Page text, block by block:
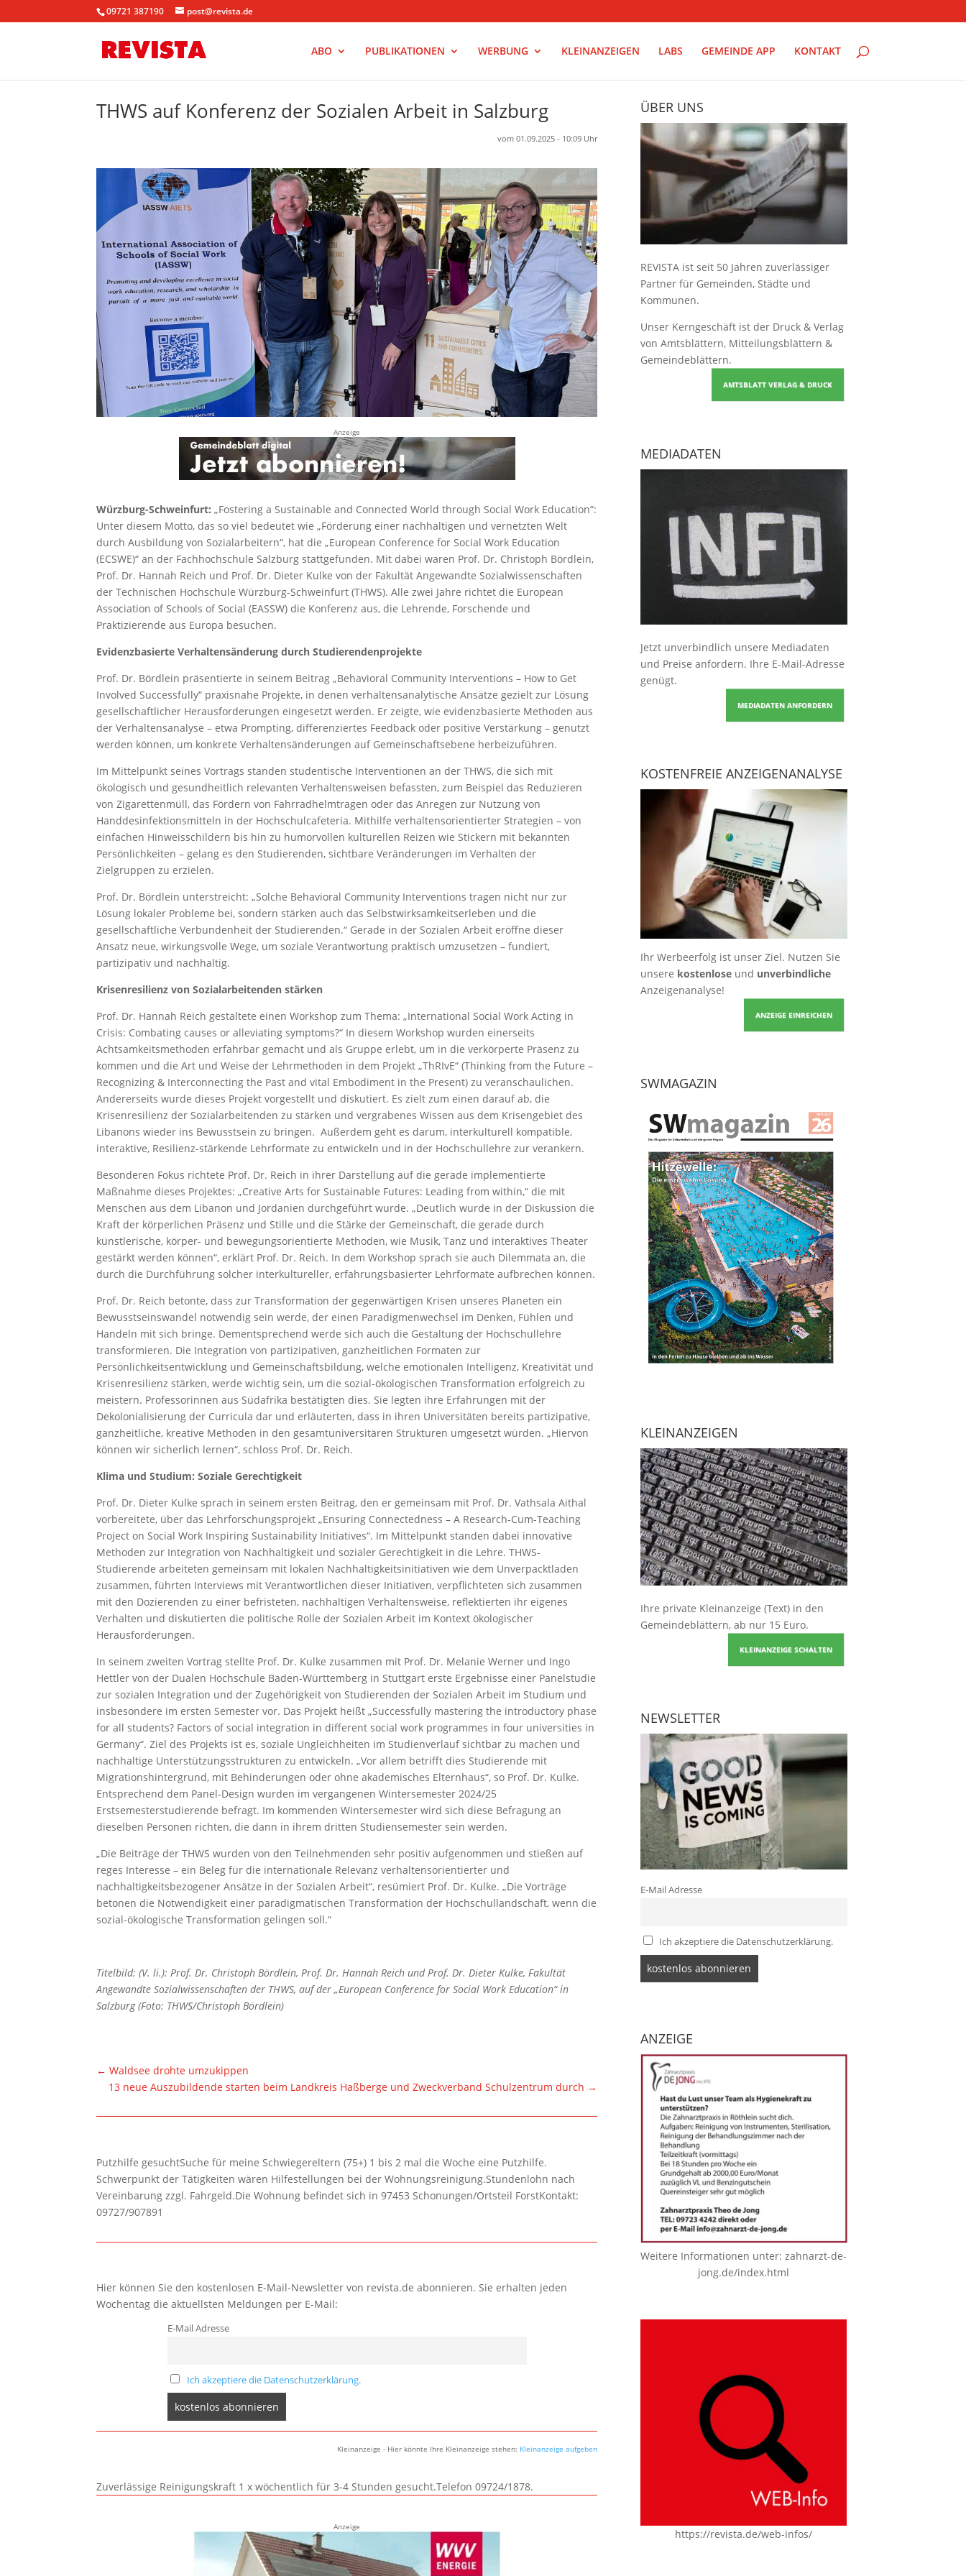
09721 387190 post@revista.de
ABO PUBLIKATIONEN WERBUNG KLEINANZEIGEN LABS GEMEINDE APP KONTAKT
THWS auf Konferenz der Sozialen Arbeit in Salzburg
vom 01.09.2025 - 10:09 Uhr
Anzeige
Würzburg-Schweinfurt: „Fostering a Sustainable and Connected World through Social Work Education“:
Unter diesem Motto, das so viel bedeutet wie „Förderung einer nachhaltigen und vernetzten Welt
durch Ausbildung von Sozialarbeitern“, hat die „European Conference for Social Work Education
(ECSWE)“ an der Fachhochschule Salzburg stattgefunden. Mit dabei waren Prof. Dr. Christoph Bördlein,
Prof. Dr. Hannah Reich und Prof. Dr. Dieter Kulke von der Fakultät Angewandte Sozialwissenschaften
der Technischen Hochschule Würzburg-Schweinfurt (THWS). Alle zwei Jahre richtet die European
Association of Schools of Social (EASSW) die Konferenz aus, die Lehrende, Forschende und
Praktizierende aus Europa besuchen.
Evidenzbasierte Verhaltensänderung durch Studierendenprojekte
Prof. Dr. Bördlein präsentierte in seinem Beitrag „Behavioral Community Interventions – How to Get
Involved Successfully“ praxisnahe Projekte, in denen verhaltensanalytische Ansätze gezielt zur Lösung
gesellschaftlicher Herausforderungen eingesetzt werden. Er zeigte, wie evidenzbasierte Methoden aus
der Verhaltensanalyse – etwa Prompting, differenziertes Feedback oder positive Verstärkung – genutzt
werden können, um konkrete Verhaltensänderungen auf Gemeinschaftsebene herbeizuführen.
Im Mittelpunkt seines Vortrags standen studentische Interventionen an der THWS, die sich mit
ökologisch und gesundheitlich relevanten Verhaltensweisen befassten, zum Beispiel das Reduzieren
von Zigarettenmüll, das Fördern von Fahrradhelmtragen oder das Anregen zur Nutzung von
Handdesinfektionsmitteln in der Hochschulcafeteria. Mithilfe verhaltensorientierter Strategien – von
einfachen Hinweisschildern bis hin zu humorvollen kulturellen Reizen wie Stickern mit bekannten
Persönlichkeiten – gelang es den Studierenden, sichtbare Veränderungen im Verhalten der
Zielgruppen zu erzielen.
Prof. Dr. Bördlein unterstreicht: „Solche Behavioral Community Interventions tragen nicht nur zur
Lösung lokaler Probleme bei, sondern stärken auch das Selbstwirksamkeitserleben und die
gesellschaftliche Verbundenheit der Studierenden.“ Gerade in der Sozialen Arbeit eröffne dieser
Ansatz neue, wirkungsvolle Wege, um soziale Verantwortung praktisch umzusetzen – fundiert,
partizipativ und nachhaltig.
Krisenresilienz von Sozialarbeitenden stärken
Prof. Dr. Hannah Reich gestaltete einen Workshop zum Thema: „International Social Work Acting in
Crisis: Combating causes or alleviating symptoms?“ In diesem Workshop wurden einerseits
Achtsamkeitsmethoden erfahrbar gemacht und als Gruppe erlebt, um in die verkörperte Präsenz zu
kommen und die Art und Weise der Lehrmethoden in dem Projekt „ThRIvE“ (Thinking from the Future –
Recognizing & Interconnecting the Past and vital Embodiment in the Present) zu veranschaulichen.
Andererseits wurde dieses Projekt vorgestellt und diskutiert. Es zielt zum einen darauf ab, die
Krisenresilienz der Sozialarbeitenden zu stärken und vergrabenes Wissen aus dem Krisengebiet des
Libanons wieder ins Bewusstsein zu bringen. Außerdem geht es darum, interkulturell kompatible,
interaktive, Resilienz-stärkende Lehrformate zu entwickeln und in der Hochschullehre zur verankern.
Besonderen Fokus richtete Prof. Dr. Reich in ihrer Darstellung auf die gerade implementierte
Maßnahme dieses Projektes: „Creative Arts for Sustainable Futures: Leading from within,“ die mit
Menschen aus dem Libanon und Jordanien durchgeführt wurde. „Deutlich wurde in der Diskussion die
Kraft der körperlichen Präsenz und Stille und die Stärke der Gemeinschaft, die gerade durch
künstlerische, körper- und bewegungsorientierte Methoden, wie Musik, Tanz und interaktives Theater
gestärkt werden können“, erklärt Prof. Dr. Reich. In dem Workshop sprach sie auch Dilemmata an, die
durch die Durchführung solcher interkultureller, erfahrungsbasierter Lehrformate aufbrechen können.
Prof. Dr. Reich betonte, dass zur Transformation der gegenwärtigen Krisen unseres Planeten ein
Bewusstseinswandel notwendig sein werde, der einen Paradigmenwechsel im Denken, Fühlen und
Handeln mit sich bringe. Dementsprechend werde sich auch die Gestaltung der Hochschullehre
transformieren. Die Integration von partizipativen, ganzheitlichen Formaten zur
Persönlichkeitsentwicklung und Gemeinschaftsbildung, welche emotionalen Intelligenz, Kreativität und
Krisenresilienz stärken, werde wichtig sein, um die sozial-ökologischen Transformation erfolgreich zu
meistern. Professorinnen aus Südafrika bestätigten dies. Sie legten ihre Erfahrungen mit der
Dekolonialisierung der Curricula dar und erläuterten, dass in ihren Universitäten bereits partizipative,
ganzheitliche, kreative Methoden in den gesamtuniversitären Strukturen umgesetzt würden. „Hiervon
können wir sicherlich lernen“, schloss Prof. Dr. Reich.
Klima und Studium: Soziale Gerechtigkeit
Prof. Dr. Dieter Kulke sprach in seinem ersten Beitrag, den er gemeinsam mit Prof. Dr. Vathsala Aithal
vorbereitete, über das Lehrforschungsprojekt „Ensuring Connectedness – A Research-Cum-Teaching
Project on Social Work Inspiring Sustainability Initiatives“. Im Mittelpunkt standen dabei innovative
Methoden zur Integration von Nachhaltigkeit und sozialer Gerechtigkeit in die Lehre. THWS-
Studierende arbeiteten gemeinsam mit lokalen Nachhaltigkeitsinitiativen wie dem Unverpacktladen
zusammen, führten Interviews mit Verantwortlichen dieser Initiativen, verpflichteten sich zusammen
mit den Dozierenden zu einer befristeten, nachhaltigen Verhaltensweise, reflektierten ihr eigenes
Verhalten und diskutierten die politische Rolle der Sozialen Arbeit im Kontext ökologischer
Herausforderungen.
In seinem zweiten Vortrag stellte Prof. Dr. Kulke zusammen mit Prof. Dr. Melanie Werner und Ingo
Hettler von der Dualen Hochschule Baden-Württemberg in Stuttgart erste Ergebnisse einer Panelstudie
zur sozialen Integration und der Zugehörigkeit von Studierenden der Sozialen Arbeit im Studium und
insbesondere im ersten Semester vor. Das Projekt heißt „Successfully mastering the introductory phase
for all students? Factors of social integration in different social work programmes in four universities in
Germany“. Ziel des Projekts ist es, soziale Ungleichheiten im Studienverlauf sichtbar zu machen und
nachhaltige Unterstützungsstrukturen zu entwickeln. „Vor allem betrifft dies Studierende mit
Migrationshintergrund, mit Behinderungen oder ohne akademisches Elternhaus“, so Prof. Dr. Kulke.
Entsprechend dem Panel-Design wurden im vergangenen Wintersemester 2024/25
Erstsemesterstudierende befragt. Im kommenden Wintersemester wird sich diese Befragung an
dieselben Personen richten, die dann in ihrem dritten Studiensemester sein werden.
„Die Beiträge der THWS wurden von den Teilnehmenden sehr positiv aufgenommen und stießen auf
reges Interesse – ein Beleg für die internationale Relevanz verhaltensorientierter und
nachhaltigkeitsbezogener Ansätze in der Sozialen Arbeit“, resümiert Prof. Dr. Kulke. „Die Vorträge
betonen die Notwendigkeit einer paradigmatischen Transformation der Hochschullandschaft, wenn die
sozial-ökologische Transformation gelingen soll.“
Titelbild: (V. li.): Prof. Dr. Christoph Bördlein, Prof. Dr. Hannah Reich und Prof. Dr. Dieter Kulke, Fakultät
Angewandte Sozialwissenschaften der THWS, auf der „European Conference for Social Work Education“ in
Salzburg (Foto: THWS/Christoph Bördlein)
←Waldsee drohte umzukippen
13 neue Auszubildende starten beim Landkreis Haßberge und Zweckverband Schulzentrum durch →
Putzhilfe gesuchtSuche für meine Schwiegereltern (75+) 1 bis 2 mal die Woche eine Putzhilfe.
Schwerpunkt der Tätigkeiten wären Hilfestellungen bei der Wohnungsreinigung.Stundenlohn nach
Vereinbarung zzgl. Fahrgeld.Die Wohnung befindet sich in 97453 Schonungen/Ortsteil ForstKontakt:
09727/907891
Hier können Sie den kostenlosen E-Mail-Newsletter von revista.de abonnieren. Sie erhalten jeden
Wochentag die aktuellsten Meldungen per E-Mail:
E-Mail Adresse
Ich akzeptiere die Datenschutzerklärung.
Kleinanzeige - Hier könnte Ihre Kleinanzeige stehen: Kleinanzeige aufgeben
Zuverlässige Reinigungskraft 1 x wöchentlich für 3-4 Stunden gesucht.Telefon 09724/1878.
Anzeige
ÜBER UNS
REVISTA ist seit 50 Jahren zuverlässiger
Partner für Gemeinden, Städte und
Kommunen.
Unser Kerngeschäft ist der Druck & Verlag
von Amtsblättern, Mitteilungsblättern &
Gemeindeblättern.
AMTSBLATT VERLAG & DRUCK
MEDIADATEN
Jetzt unverbindlich unsere Mediadaten
und Preise anfordern. Ihre E-Mail-Adresse
genügt.
MEDIADATEN ANFORDERN
KOSTENFREIE ANZEIGENANALYSE
Ihr Werbeerfolg ist unser Ziel. Nutzen Sie
unsere kostenloseund unverbindliche
Anzeigenanalyse!
ANZEIGE EINREICHEN
SWMAGAZIN
KLEINANZEIGEN
Ihre private Kleinanzeige (Text) in den
Gemeindeblättern, ab nur 15 Euro.
KLEINANZEIGE SCHALTEN
NEWSLETTER
E-Mail Adresse
Ich akzeptiere die Datenschutzerklärung.
ANZEIGE
Weitere Informationen unter:zahnarzt-de-
jong.de/index.html
https://revista.de/web-infos/